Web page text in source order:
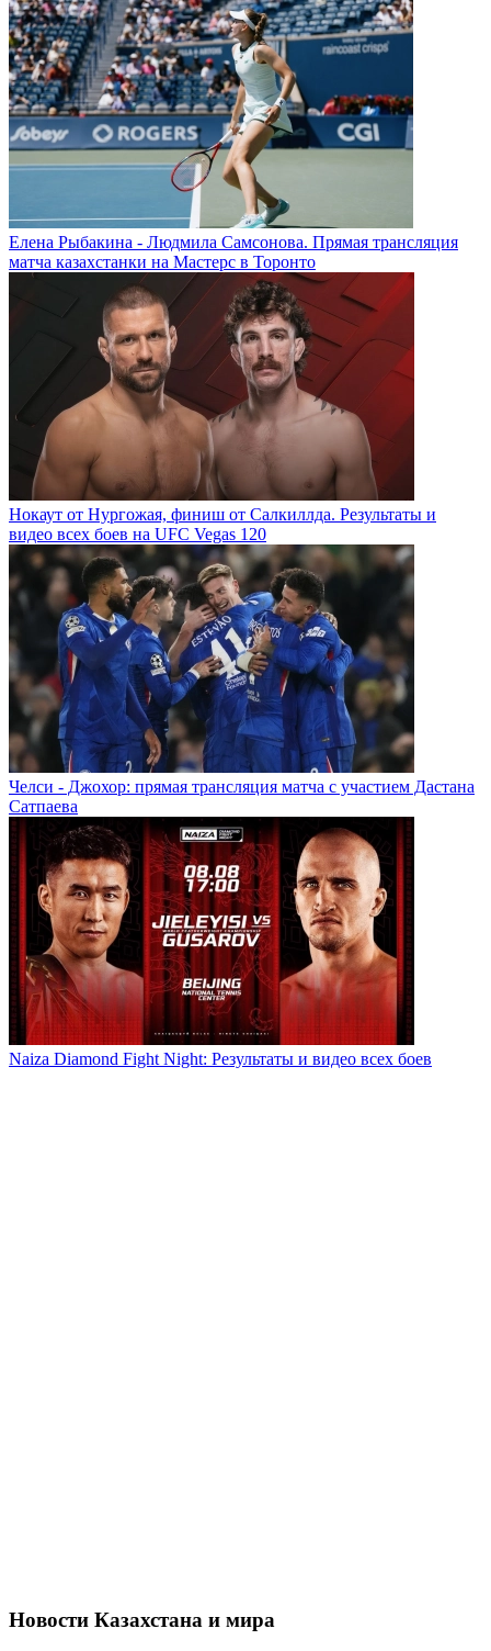
Елена Рыбакина - Людмила Самсонова. Прямая трансляция
матча казахстанки на Мастерс в Торонто
Нокаут от Нургожая, финиш от Салкиллда. Результаты и
видео всех боев на UFC Vegas 120
Челси - Джохор: прямая трансляция матча с участием Дастана
Сатпаева
Naiza Diamond Fight Night: Результаты и видео всех боев
Новости Казахстана и мира